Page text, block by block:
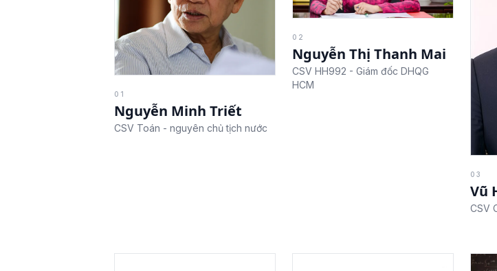
01
Nguyễn Minh Triết
CSV Toán - nguyên chủ tịch nước
02
Nguyễn Thị Thanh Mai
CSV HH992 - Giám đốc DHQG
HCM
03
Vũ
CSV